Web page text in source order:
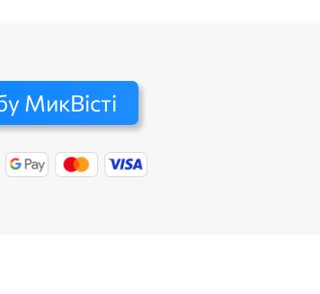
МикВісті